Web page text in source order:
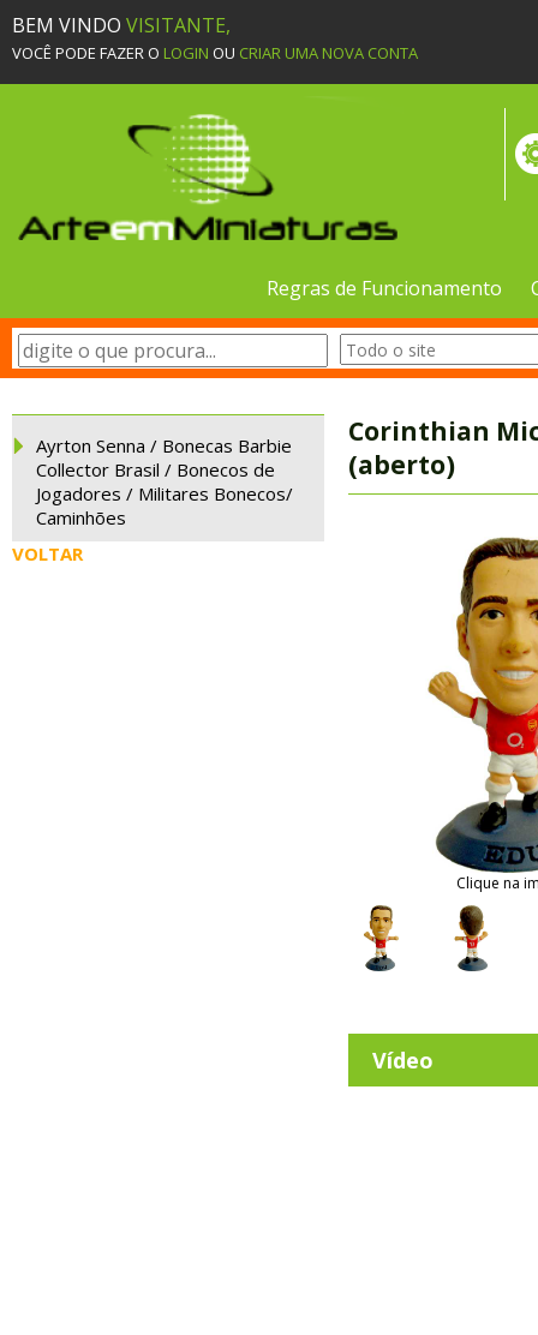
BEM VINDO VISITANTE,
VOCÊ PODE FAZER O LOGIN OU CRIAR UMA NOVA CONTA
Regras de Funcionamento
Ayrton Senna / Bonecas Barbie
Collector Brasil / Bonecos de
Jogadores / Militares Bonecos/
Caminhões
VOLTAR
Corinthian
(aberto)
Clique na
Vídeo